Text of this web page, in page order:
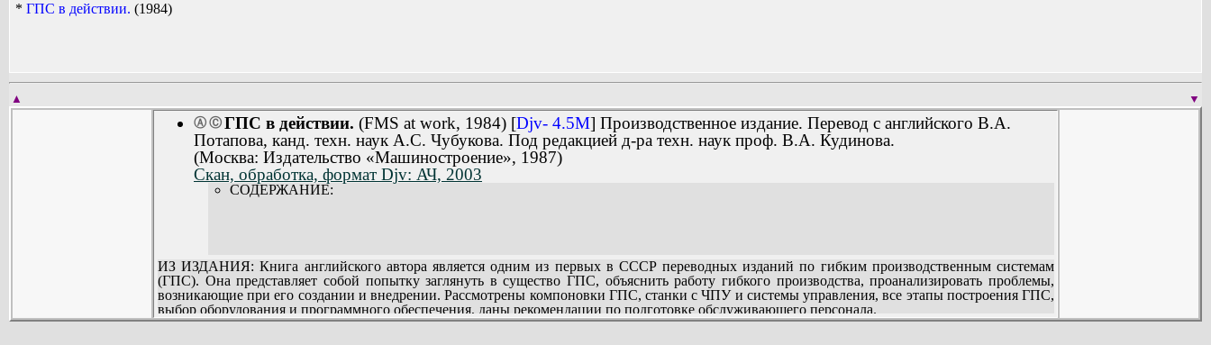
* ГПС в действии. (1984)
▼
▲
Ⓐ Ⓒ ГПС в действии. (FMS at work, 1984) [Djv- 4.5M] Производственное издание. Перевод с английского В.А.
Потапова, канд. техн. наук А.С. Чубукова. Под редакцией д-ра техн. наук проф. В.А. Кудинова.
(Москва: Издательство «Машиностроение», 1987)
Скан, обработка, формат Djv: АЧ, 2003
СОДЕРЖАНИЕ:
ИЗ ИЗДАНИЯ: Книга английского автора является одним из первых в СССР переводных изданий по гибким производственным системам
(ГПС). Она представляет собой попытку заглянуть в существо ГПС, объяснить работу гибкого производства, проанализировать проблемы,
возникающие при его создании и внедрении. Рассмотрены компоновки ГПС, станки с ЧПУ и системы управления, все этапы построения ГПС,
выбор оборудования и программного обеспечения, даны рекомендации по подготовке обслуживающего персонала.
Для инженеров-разработчиков ГПС, технологов и руководителей машиностроительных предприятий.